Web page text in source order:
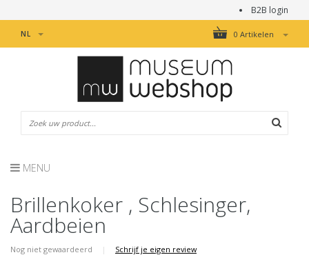
B2B login
0 Artikelen
NL
MENU
Brillenkoker , Schlesinger,
Aardbeien
Nog niet gewaardeerd | Schrijf je eigen review